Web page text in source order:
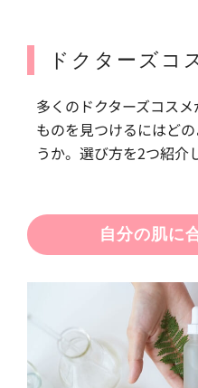
ドクターズコ
多くのドクターズコス
ものを見つけるにはど
うか。選び方を2つ紹介
自分の肌に